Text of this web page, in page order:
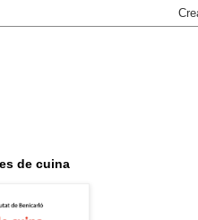
de cuina